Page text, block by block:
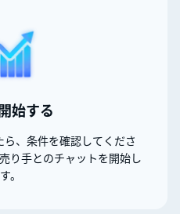
始する
、条件を確認してくださ
り手とのチャットを開始し
。